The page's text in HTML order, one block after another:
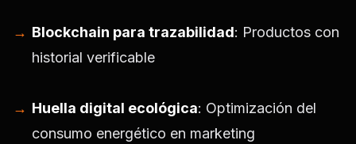
Blockchain para trazabilidad: Productos con
historial verificable
Huella digital ecológica: Optimización del
consumo energético en marketing